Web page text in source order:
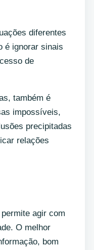
diferentes
é ignorar sinais
de
também é
impossíveis,
precipitadas
relações
agir com
O melhor
bom